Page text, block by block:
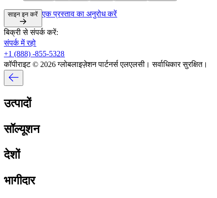
साइन इन करें​​ एक प्रस्ताव का अनुरोध करें​​
बिक्री से संपर्क करें:​​
संपर्क में रहो​​
+1 (888) -855-5328​​
कॉपीराइट © 2026 ग्लोबलाइज़ेशन पार्टनर्स एलएलसी। सर्वाधिकार सुरक्षित।​​
उत्पादों​​
सॉल्यूशन​​
देशों​​
भागीदार​​